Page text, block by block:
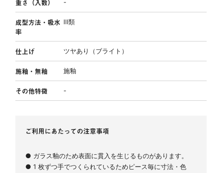
重さ（入数） -
成型方法・吸水
率
Ⅲ類
仕上げ ツヤあり（ブライト）
施釉・無釉 施釉
その他特徴 -
ご利用にあたっての注意事項
● ガラス釉のため表面に貫入を生じるものがあります。
● 1 枚ずつ手でつくられているためピース毎に寸法・色